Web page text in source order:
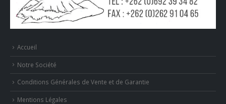
Accueil
Notre Société
Conditions Générales de Vente et de Garantie
Mentions Légales